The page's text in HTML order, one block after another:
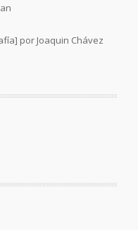
por Joaquin Chávez